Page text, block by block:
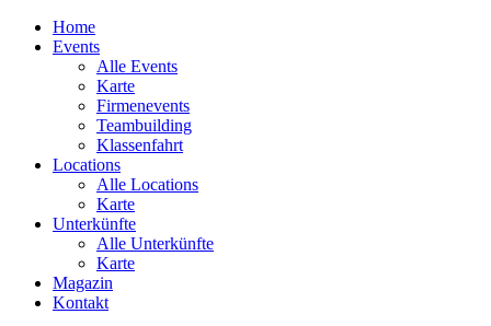
Home
Events
Alle Events
Karte
Firmenevents
Teambuilding
Klassenfahrt
Locations
Alle Locations
Karte
Unterkünfte
Alle Unterkünfte
Karte
Magazin
Kontakt